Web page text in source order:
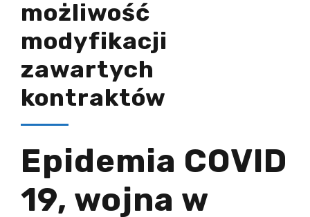
możliwość
modyfikacji
zawartych
kontraktów
Epidemia COVID
19, wojna w